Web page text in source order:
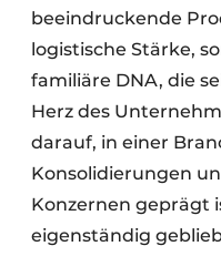
beeindruckende
logistische Stärke,
familiäre DNA, die
Herz des
darauf, in einer
Konsolidierungen
Konzernen geprägt
eigenständig